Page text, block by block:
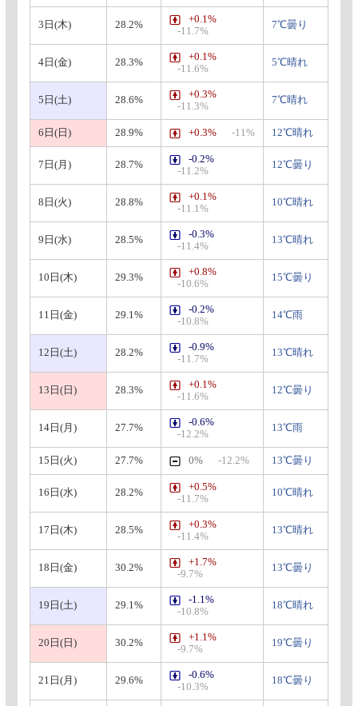
3日(木) 28.2%
+0.1%
-11.7%
7℃曇り
4日(金) 28.3%
+0.1%
-11.6%
5℃晴れ
5日(土) 28.6%
+0.3%
-11.3%
7℃晴れ
6日(日) 28.9% +0.3% -11% 12℃晴れ
7日(月) 28.7%
-0.2%
-11.2%
12℃曇り
8日(火) 28.8%
+0.1%
-11.1%
10℃晴れ
9日(水) 28.5%
-0.3%
-11.4%
13℃晴れ
10日(木) 29.3%
+0.8%
-10.6%
15℃曇り
11日(金) 29.1%
-0.2%
-10.8%
14℃雨
12日(土) 28.2%
-0.9%
-11.7%
13℃晴れ
13日(日) 28.3%
+0.1%
-11.6%
12℃曇り
14日(月) 27.7%
-0.6%
-12.2%
13℃雨
15日(火) 27.7% 0% -12.2% 13℃曇り
16日(水) 28.2%
+0.5%
-11.7%
10℃晴れ
17日(木) 28.5%
+0.3%
-11.4%
13℃晴れ
18日(金) 30.2%
+1.7%
-9.7%
13℃曇り
19日(土) 29.1%
-1.1%
-10.8%
18℃晴れ
20日(日) 30.2%
+1.1%
-9.7%
19℃曇り
21日(月) 29.6%
-0.6%
-10.3%
18℃曇り